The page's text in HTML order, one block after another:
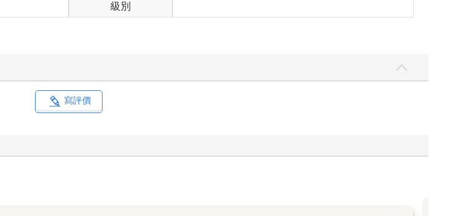
下，這樣保證死得透透的。應該趁有空的時候挑一下候選清單。在我茫然思索這些時，手機收到了訊
的音樂。而且冷氣很強，十分涼爽。有兩名像高中生，穿便服的男女坐在窗邊的圓桌，一直盯著我
二十度，面對彼此。首先我們點飲料，隨口聊個幾句，降低第一次見面的緊張。透過對話，我們得知
二。彼此的住家似乎相隔幾站電車的距離。
級別
寫評價